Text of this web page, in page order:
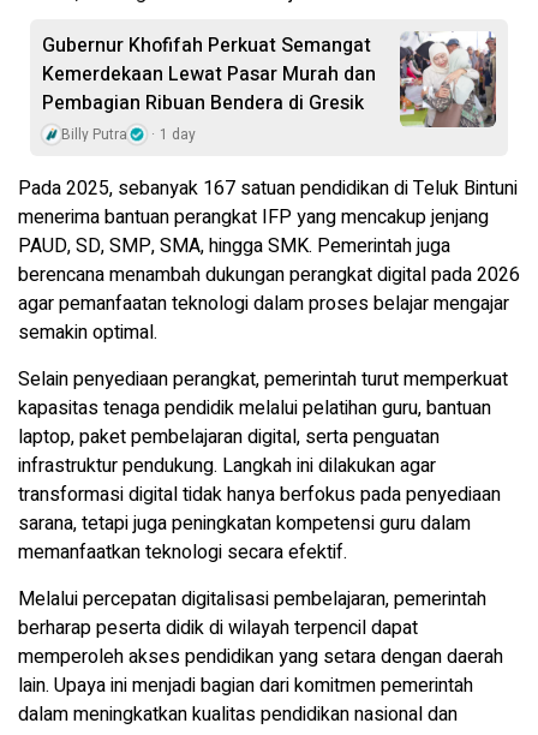
Gubernur Khofifah Perkuat Semangat
Kemerdekaan Lewat Pasar Murah dan
Pembagian Ribuan Bendera di Gresik
Billy Putra 1 day
Pada 2025, sebanyak 167 satuan pendidikan di Teluk Bintuni
menerima bantuan perangkat IFP yang mencakup jenjang
PAUD, SD, SMP, SMA, hingga SMK. Pemerintah juga
berencana menambah dukungan perangkat digital pada 2026
agar pemanfaatan teknologi dalam proses belajar mengajar
semakin optimal.
Selain penyediaan perangkat, pemerintah turut memperkuat
kapasitas tenaga pendidik melalui pelatihan guru, bantuan
laptop, paket pembelajaran digital, serta penguatan
infrastruktur pendukung. Langkah ini dilakukan agar
transformasi digital tidak hanya berfokus pada penyediaan
sarana, tetapi juga peningkatan kompetensi guru dalam
memanfaatkan teknologi secara efektif.
Melalui percepatan digitalisasi pembelajaran, pemerintah
berharap peserta didik di wilayah terpencil dapat
memperoleh akses pendidikan yang setara dengan daerah
lain. Upaya ini menjadi bagian dari komitmen pemerintah
dalam meningkatkan kualitas pendidikan nasional dan